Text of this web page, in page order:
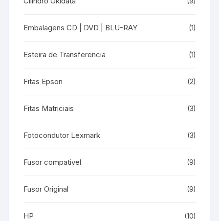
Embalagens CD | DVD | BLU-RAY (1)
Esteira de Transferencia (1)
Fitas Epson (2)
Fitas Matriciais (3)
Fotocondutor Lexmark (3)
Fusor compativel (9)
Fusor Original (9)
HP (10)